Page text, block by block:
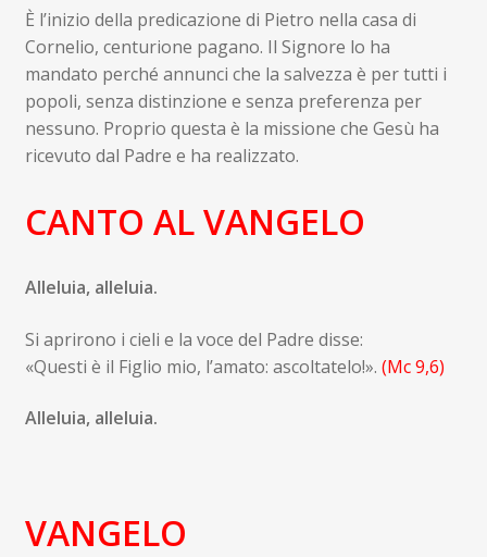
È l’inizio della predicazione di Pietro nella casa di
Cornelio, centurione pagano. Il Signore lo ha
mandato perché annunci che la salvezza è per tutti i
popoli, senza distinzione e senza preferenza per
nessuno. Proprio questa è la missione che Gesù ha
ricevuto dal Padre e ha realizzato.
CANTO AL VANGELO
Alleluia, alleluia.
Si aprirono i cieli e la voce del Padre disse:
«Questi è il Figlio mio, l’amato: ascoltatelo!». (Mc 9,6)
Alleluia, alleluia.
VANGELO